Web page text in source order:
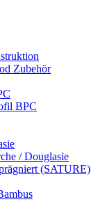
Zubehör
BPC
/ Douglasie
(SATURE)